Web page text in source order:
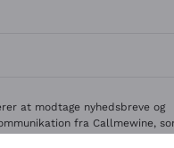
Gavi
for at modtage
at modtage nyhedsbreve og
fra Callmewine,